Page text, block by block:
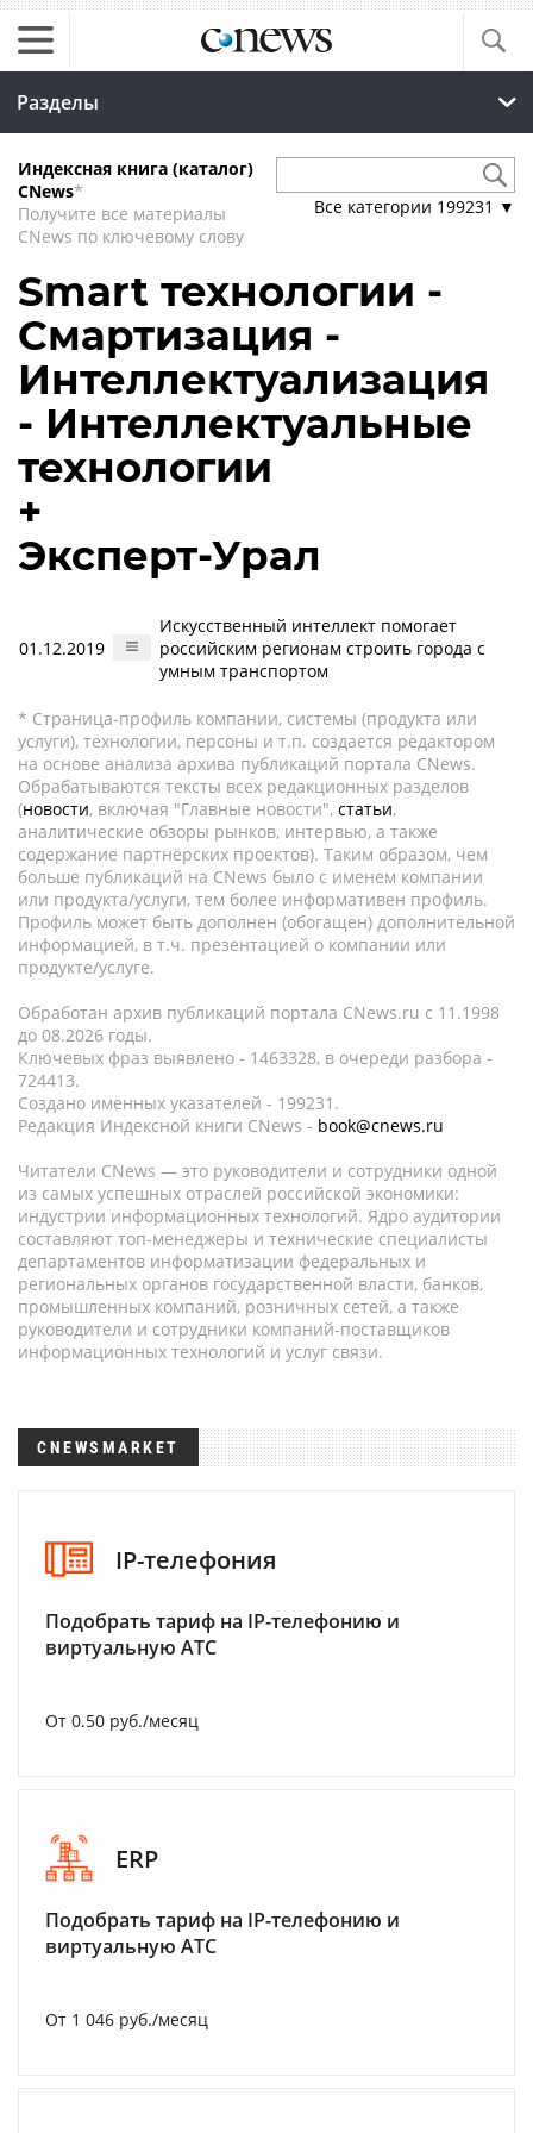
Разделы
Индексная книга (каталог)
CNews*
Получите все материалы
CNews по ключевому слову
Все категории 199231 ▼
Smart технологии -
Смартизация -
Интеллектуализация
- Интеллектуальные
технологии
+
Эксперт-Урал
01.12.2019
Искусственный интеллект помогает
российским регионам строить города с
умным транспортом
* Страница-профиль компании, системы (продукта или
услуги), технологии, персоны и т.п. создается редактором
на основе анализа архива публикаций портала CNews.
Обрабатываются тексты всех редакционных разделов
(новости, включая "Главные новости", статьи,
аналитические обзоры рынков, интервью, а также
содержание партнёрских проектов). Таким образом, чем
больше публикаций на CNews было с именем компании
или продукта/услуги, тем более информативен профиль.
Профиль может быть дополнен (обогащен) дополнительной
информацией, в т.ч. презентацией о компании или
продукте/услуге.
Обработан архив публикаций портала CNews.ru c 11.1998
до 08.2026 годы.
Ключевых фраз выявлено - 1463328, в очереди разбора -
724413.
Создано именных указателей - 199231.
Редакция Индексной книги CNews - book@cnews.ru
Читатели CNews — это руководители и сотрудники одной
из самых успешных отраслей российской экономики:
индустрии информационных технологий. Ядро аудитории
составляют топ-менеджеры и технические специалисты
департаментов информатизации федеральных и
региональных органов государственной власти, банков,
промышленных компаний, розничных сетей, а также
руководители и сотрудники компаний-поставщиков
информационных технологий и услуг связи.
CNEWSMARKET
IP-телефония
Подобрать тариф на IP-телефонию и
виртуальную АТС
От 0.50 руб./месяц
ERP
Подобрать тариф на IP-телефонию и
виртуальную АТС
От 1 046 руб./месяц